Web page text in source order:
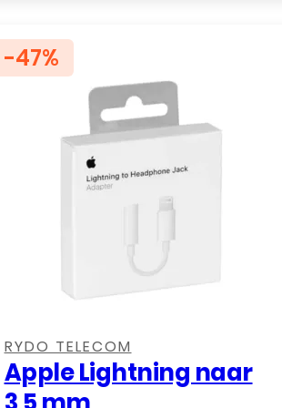
RYDO TELECOM
Apple Lightning naar
-47%